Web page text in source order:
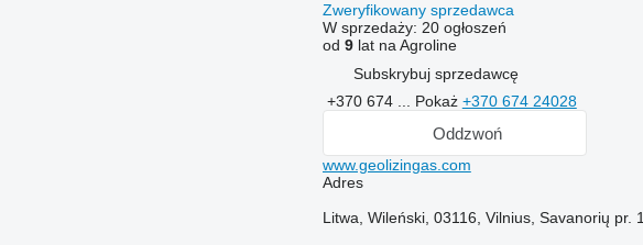
Zweryfikowany sprzedawca
W sprzedaży: 20 ogłoszeń
od 9lat na Agroline
Subskrybuj sprzedawcę
+370 674 ... Pokaż +370 674 24028
Oddzwoń
www.geolizingas.com
Adres
Litwa, Wileński, 03116, Vilnius, Savanorių pr. 1